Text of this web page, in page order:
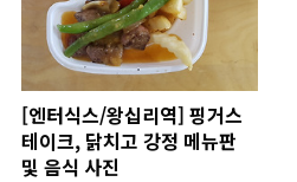
[엔터식스/왕십리역] 핑거스
테이크, 닭치고 강정 메뉴판
및 음식 사진